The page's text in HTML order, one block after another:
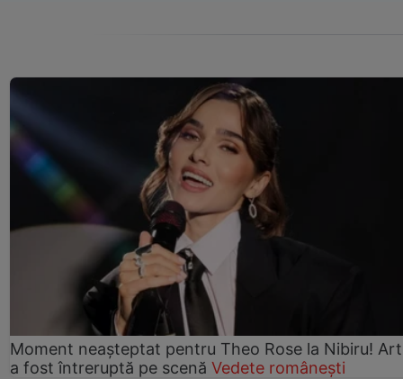
Moment neașteptat pentru Theo Rose la Nibiru!
a fost întreruptă pe scenă Vedete românești